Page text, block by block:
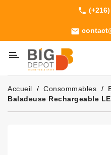
phone
email
Machines
Outillage
Jardinage
Consommables
Accueil Consommables
Baladeuse Rechargeable